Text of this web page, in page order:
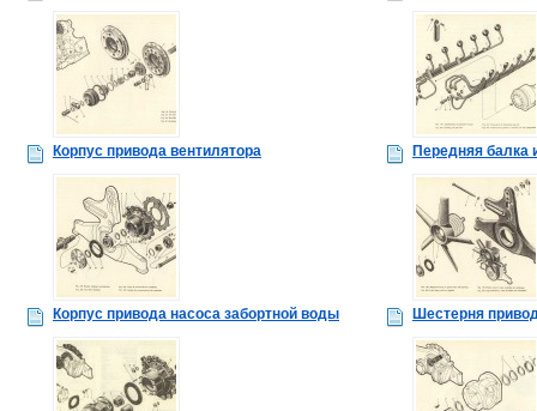
Корпус привода вентилятора Передняя балка
Корпус привода насоса забортной воды Шестерня